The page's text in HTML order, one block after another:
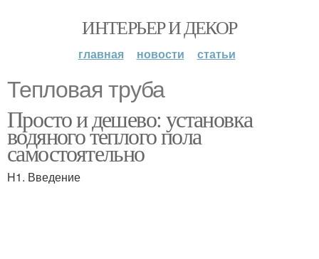
ИНТЕРЬЕР И ДЕКОР
главная новости статьи
Тепловая труба
Просто и дешево: установка
водяного теплого пола
самостоятельно
H1. Введение